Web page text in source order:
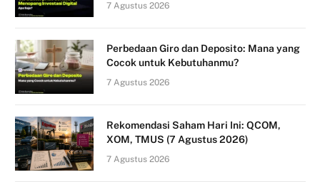
7 Agustus 2026
Perbedaan Giro dan Deposito: Mana yang
Cocok untuk Kebutuhanmu?
7 Agustus 2026
Rekomendasi Saham Hari Ini: QCOM,
XOM, TMUS (7 Agustus 2026)
7 Agustus 2026